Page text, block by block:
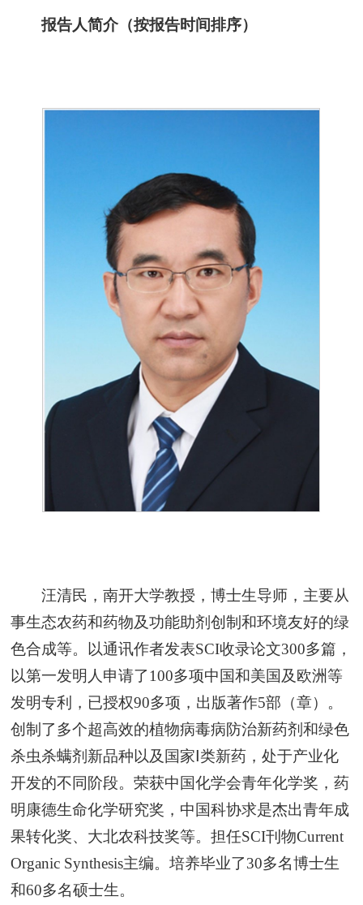
报告人简介（按报告时间排序）
汪清民，南开大学教授，博士生导师，主要从
事生态农药和药物及功能助剂创制和环境友好的绿
色合成等。以通讯作者发表SCI收录论文300多篇，
以第一发明人申请了100多项中国和美国及欧洲等
发明专利，已授权90多项，出版著作5部（章）。
创制了多个超高效的植物病毒病防治新药剂和绿色
杀虫杀螨剂新品种以及国家Ⅰ类新药，处于产业化
开发的不同阶段。荣获中国化学会青年化学奖，药
明康德生命化学研究奖，中国科协求是杰出青年成
果转化奖、大北农科技奖等。担任SCI刊物Current
Organic Synthesis主编。培养毕业了30多名博士生
和60多名硕士生。